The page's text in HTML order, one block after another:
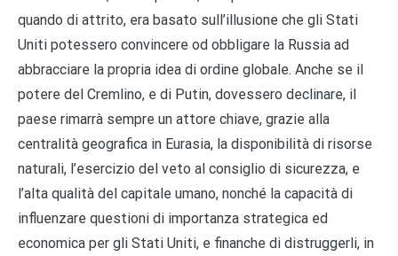
quando di attrito, era basato sull’illusione che gli Stati
Uniti potessero convincere od obbligare la Russia ad
abbracciare la propria idea di ordine globale. Anche se il
potere del Cremlino, e di Putin, dovessero declinare, il
paese rimarrà sempre un attore chiave, grazie alla
centralità geografica in Eurasia, la disponibilità di risorse
naturali, l’esercizio del veto al consiglio di sicurezza, e
l’alta qualità del capitale umano, nonché la capacità di
influenzare questioni di importanza strategica ed
economica per gli Stati Uniti, e finanche di distruggerli, in